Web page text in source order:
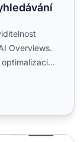
Overviews.